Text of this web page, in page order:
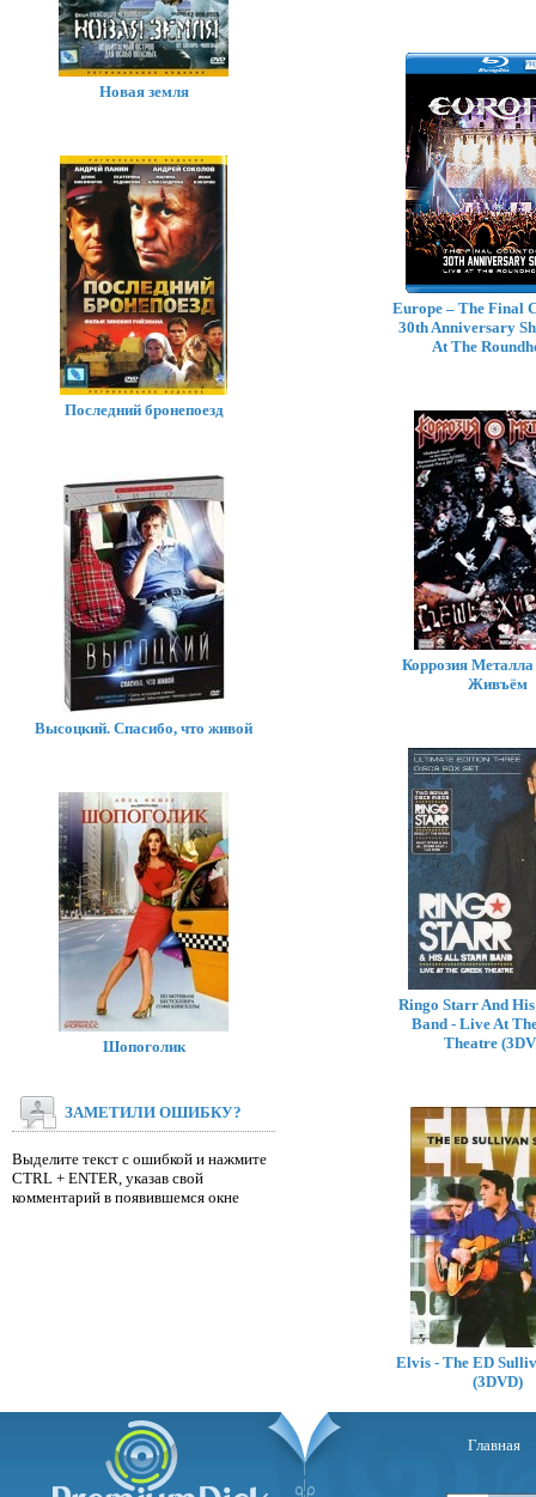
Europe – The Final
30th Anniversary
At The
Коррозия
Живъём
Ringo Starr And
Band - Live At
Theatre
Elvis - The ED
(3DVD)
Новая земля
Последний бронепоезд
Высоцкий. Спасибо, что живой
Шопоголик
ЗАМЕТИЛИ ОШИБКУ?
Выделите текст с ошибкой и нажмите
CTRL + ENTER, указав свой
комментарий в появившемся окне
Главная